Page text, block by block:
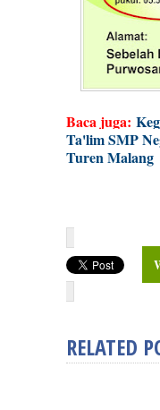
Baca juga:
Ta'lim SMP
Turen Malang
RELATED